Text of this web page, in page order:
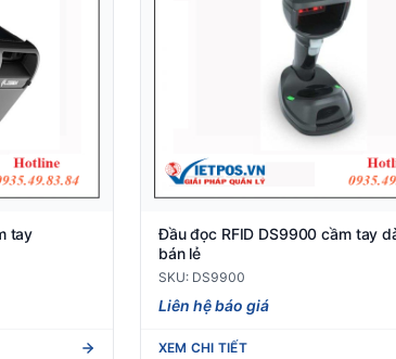
tay
Đầu đọc RFID DS9900 cầm tay
bán lẻ
SKU: DS9900
Liên hệ báo giá
XEM CHI TIẾT